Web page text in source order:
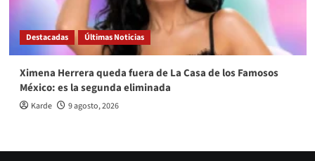
Destacadas Últimas Noticias
Ximena Herrera queda fuera de La Casa de los Famosos
México: es la segunda eliminada
Karde 9 agosto, 2026